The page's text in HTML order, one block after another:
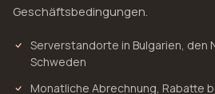
Geschäftsbedingungen.
Serverstandorte in Bulgarien, den
Schweden
Monatliche Abrechnung, Rabatte